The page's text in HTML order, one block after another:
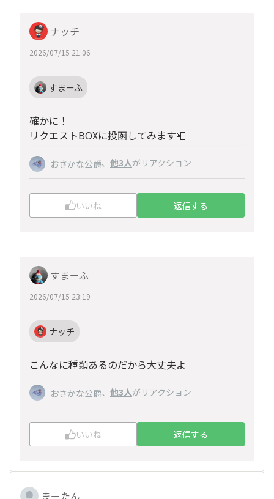
ナッチ
2026/07/15 21:06
すまーふ
確かに！
リクエストBOXに投函してみます📮
おさかな公爵、 他3人がリアクション
いいね 返信する
すまーふ
2026/07/15 23:19
ナッチ
こんなに種類あるのだから大丈夫よ
おさかな公爵、 他3人がリアクション
いいね 返信する